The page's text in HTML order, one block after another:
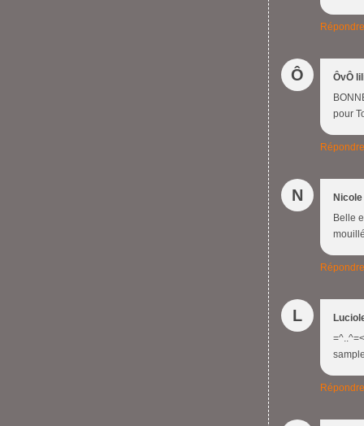
Répondre
Ô
ÔvÔ
pour
Répondre
N
Belle
Répondre
L
Répondre